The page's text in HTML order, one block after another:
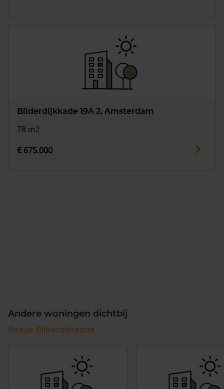
Bilderdijkkade 19A 2, Amsterdam
78 m2
€ 675.000
Andere woningen dichtbij
Bekijk Bilderdijkkade